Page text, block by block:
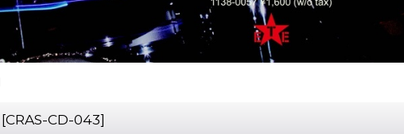
[CRAS-CD-043]